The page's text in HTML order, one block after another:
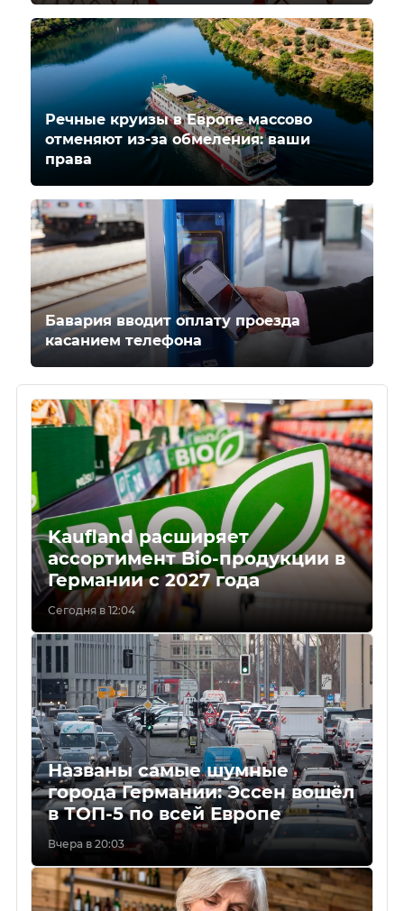
Речные круизы в Европе массово
отменяют из-за обмеления: ваши
права
Бавария вводит оплату проезда
касанием телефона
Kaufland расширяет
ассортимент Bio-продукции в
Германии с 2027 года
Сегодня в 12:04
Названы самые шумные
города Германии: Эссен вошёл
в ТОП-5 по всей Европе
Вчера в 20:03